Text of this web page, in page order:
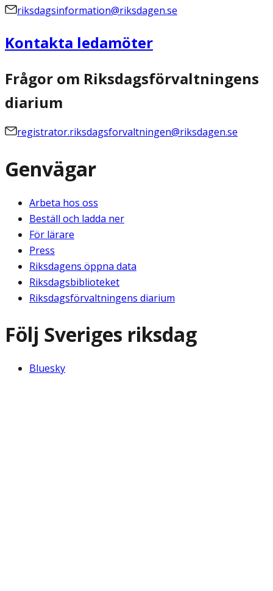
riksdagsinformation@riksdagen.se
Kontakta ledamöter
Frågor om Riksdagsförvaltningens
diarium
registrator.riksdagsforvaltningen@riksdagen.se
Genvägar
Arbeta hos oss
Beställ och ladda ner
För lärare
Press
Riksdagens öppna data
Riksdagsbiblioteket
Riksdagsförvaltningens diarium
Följ Sveriges riksdag
Bluesky